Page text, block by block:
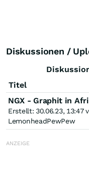
Diskussionen /
Titel
NGX - Graphit in
Erstellt: 30.06.23, 13:47
LemonheadPewPew